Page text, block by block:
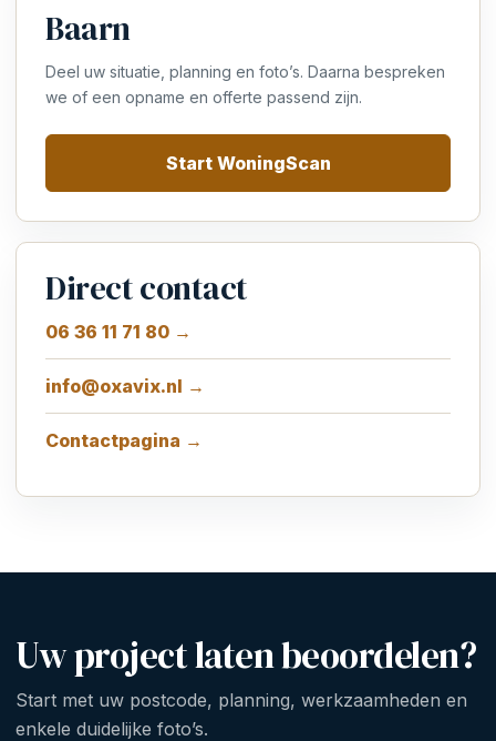
Baarn
Deel uw situatie, planning en foto’s. Daarna bespreken
we of een opname en offerte passend zijn.
Start WoningScan
Direct contact
06 36 11 71 80 →
info@oxavix.nl →
Contactpagina →
Uw project laten beoordelen?
Start met uw postcode, planning, werkzaamheden en
enkele duidelijke foto’s.